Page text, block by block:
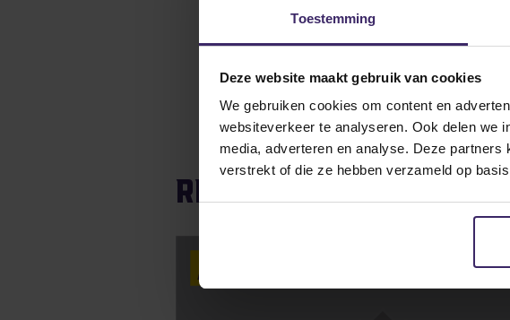
Toestemming
Deze website maakt gebruik van cookies
We gebruiken cookies om content en
websiteverkeer te analyseren. Ook delen we
media, adverteren en analyse. Deze
verstrekt of die ze hebben verzameld op
Related articles
Aug